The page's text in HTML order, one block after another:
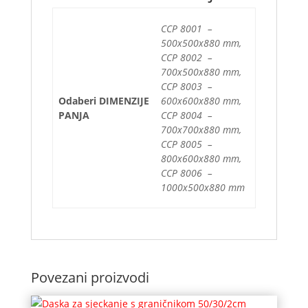
Odaberi DIMENZIJE
PANJA
CCP 8001 –
500x500x880 mm,
CCP 8002 –
700x500x880 mm,
CCP 8003 –
600x600x880 mm,
CCP 8004 –
700x700x880 mm,
CCP 8005 –
800x600x880 mm,
CCP 8006 –
1000x500x880 mm
Povezani proizvodi